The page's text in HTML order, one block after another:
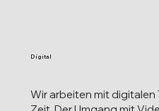
Digital
Wir arbeiten mit digitalen